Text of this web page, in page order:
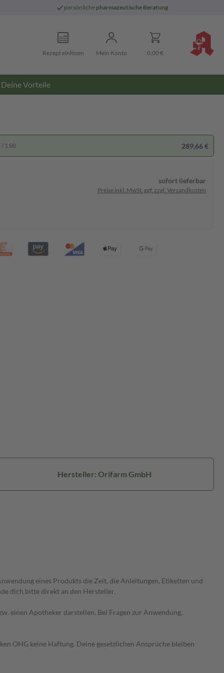
persönliche pharmazeutische Beratung
Rezept einlösen Mein Konto 0,00 €
Deine Vorteile
1 St) 289,66 €
sofort lieferbar
Preise inkl. MwSt. ggf. zzgl. Versandkosten
Hersteller: Orifarm GmbH
eines Produkts die Zeit, die Anleitungen, Etiketten und
dich bitte direkt an den Hersteller.
einen Apotheker darstellen. Bei Fragen zur Anwendung,
OHG keine Haftung. Deine gesetzlichen Ansprüche bleiben